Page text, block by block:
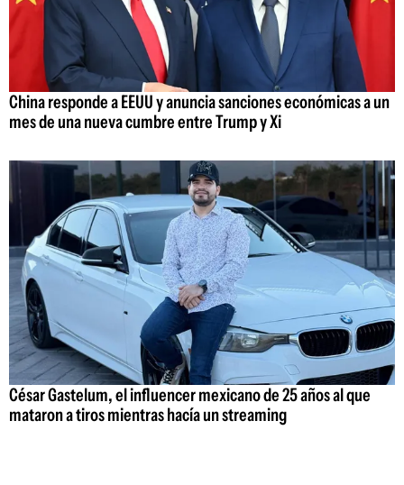
China responde a EEUU y anuncia sanciones económicas a un
mes de una nueva cumbre entre Trump y Xi
César Gastelum, el influencer mexicano de 25 años al que
mataron a tiros mientras hacía un streaming